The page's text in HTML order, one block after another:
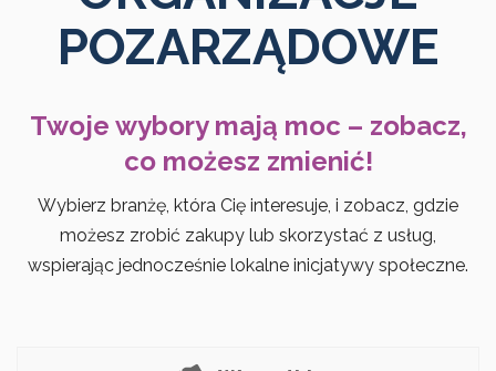
POZARZĄDOWE
Twoje wybory mają moc – zobacz,
co możesz zmienić!
Wybierz branżę, która Cię interesuje, i zobacz, gdzie
możesz zrobić zakupy lub skorzystać z usług,
wspierając jednocześnie lokalne inicjatywy społeczne.